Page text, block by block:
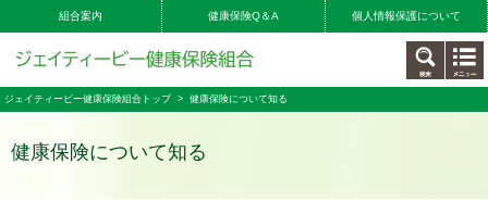
組合案内 健康保険Q＆A 個人情報保護について
ジェイティービー健康保険組合トップ> 健康保険について知る
健康保険について知る